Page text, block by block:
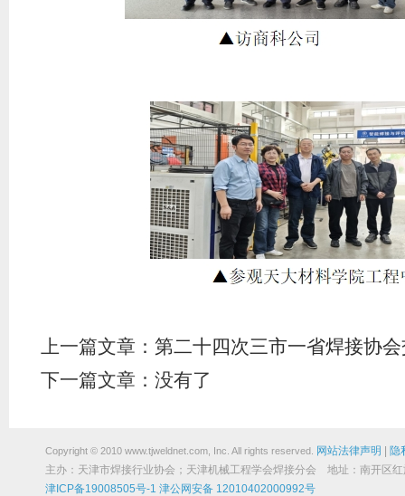
上一篇文章： 第二十四次三市一省焊接协
下一篇文章：没有了
Copyright © 2010 www.tjweldnet.com, Inc. All rights reserved. 网站法律声明
隐
主办：天津市焊接行业协会；天津机械工程学会焊接分会 地址：南开
津ICP备19008505号-1 津公网安备 12010402000992号